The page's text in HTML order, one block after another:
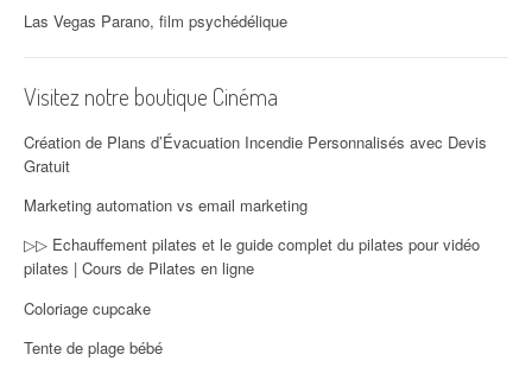
Las Vegas Parano, film psychédélique
Visitez notre boutique Cinéma
Création de Plans d’Évacuation Incendie Personnalisés avec Devis
Gratuit
Marketing automation vs email marketing
▷▷ Echauffement pilates et le guide complet du pilates pour vidéo
pilates | Cours de Pilates en ligne
Coloriage cupcake
Tente de plage bébé